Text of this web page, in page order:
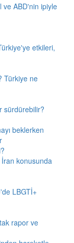
ve ABD'nin ipiyle
etkileri,
Türkiye ne
sürdürebilir?
beklerken
İran konusunda
LBGTİ+
rapor ve